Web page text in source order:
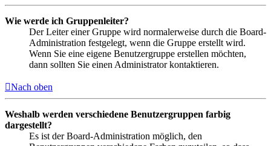
Wie werde ich Gruppenleiter?
Der Leiter einer Gruppe wird normalerweise durch die Board-
Administration festgelegt, wenn die Gruppe erstellt wird.
Wenn Sie eine eigene Benutzergruppe erstellen möchten,
dann sollten Sie einen Administrator kontaktieren.
Nach oben
Weshalb werden verschiedene Benutzergruppen farbig
dargestellt?
Es ist der Board-Administration möglich, den